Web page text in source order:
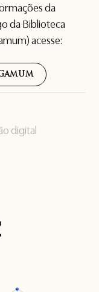
digital
da
da Biblioteca
acesse: